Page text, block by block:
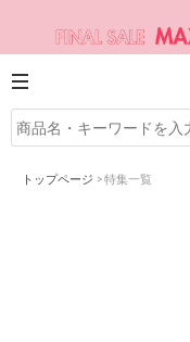
トップページ >特集一覧